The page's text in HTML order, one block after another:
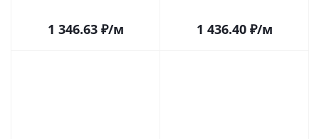
1 346.63₽/м 1 436.40₽/м